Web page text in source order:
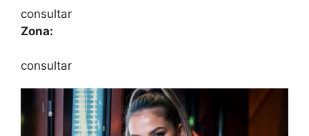
consultar
Zona:
consultar